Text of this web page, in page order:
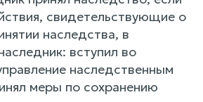
свидетельствующие о
наследства, в
вступил во
наследственным
меры по сохранению